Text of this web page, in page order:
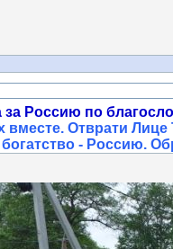
за Россию по
Отврати
богатство - Россию.